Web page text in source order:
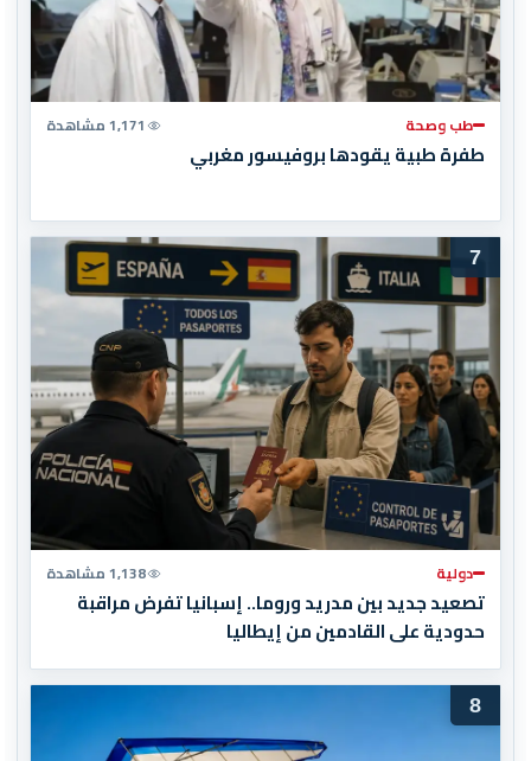
طب وصحة 1,171 مشاهدة
طفرة طبية يقودها بروفيسور مغربي
7
دولية 1,138 مشاهدة
تصعيد جديد بين مدريد وروما.. إسبانيا تفرض مراقبة
حدودية على القادمين من إيطاليا
8